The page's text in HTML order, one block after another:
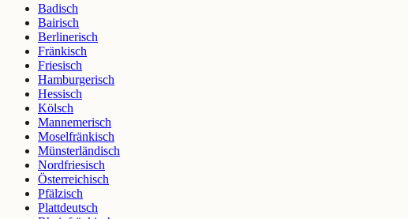
Badisch
Bairisch
Berlinerisch
Fränkisch
Friesisch
Hamburgerisch
Hessisch
Kölsch
Mannemerisch
Moselfränkisch
Münsterländisch
Nordfriesisch
Österreichisch
Pfälzisch
Plattdeutsch